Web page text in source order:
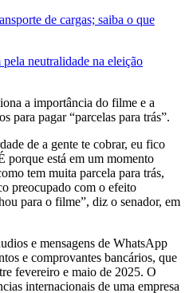
de cargas; saiba o que
neutralidade na eleição
a importância do filme e a
para pagar “parcelas para trás”.
de a gente te cobrar, eu fico
porque está em um momento
tem muita parcela para trás,
preocupado com o efeito
para o filme”, diz o senador, em
e mensagens de WhatsApp
e comprovantes bancários, que
fevereiro e maio de 2025. O
internacionais de uma empresa